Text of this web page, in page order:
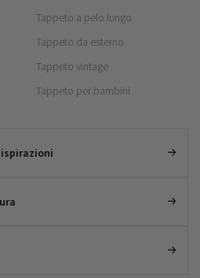
Tappeto a pelo lungo
Tappeto da esterno
Tappeto vintage
Tappeto per bambini
ispirazioni